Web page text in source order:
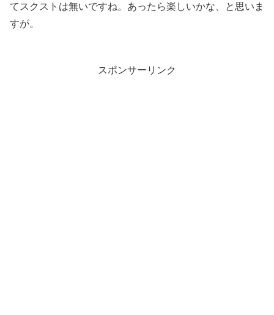
てスクストは無いですね。あったら楽しいかな、と思いま
すが。
スポンサーリンク